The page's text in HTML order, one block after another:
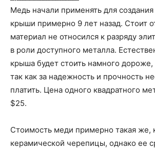
Медь начали применять для
крыши примерно 9 лет назад. Стоит
материал не относился к разряду
в роли доступного металла.
крыша будет стоить намного
так как за надежность и прочность
платить. Цена одного квадратного
$25.
Стоимость меди примерно такая же,
керамической черепицы, однако ее